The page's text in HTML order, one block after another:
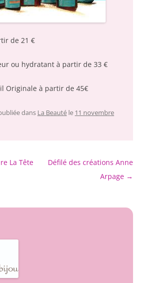
de 21 €
ou hydratant à partir de 33 €
Originale à partir de 45€
dans La Beauté le 11 novembre
La Tête
Défilé des créations Anne
Arpage →